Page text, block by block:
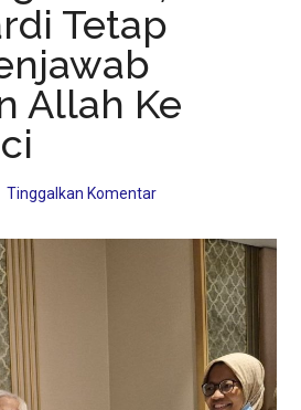
Tetap
Allah Ke
Tinggalkan Komentar